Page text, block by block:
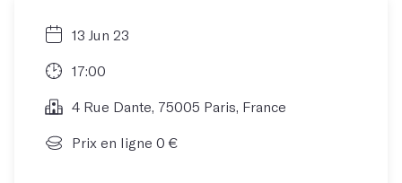
13 Jun 23
17:00
4 Rue Dante, 75005 Paris, France
Prix en ligne 0 €